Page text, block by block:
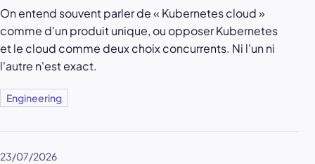
On entend souvent parler de « Kubernetes cloud »
comme d'un produit unique, ou opposer Kubernetes
et le cloud comme deux choix concurrents. Ni l'un ni
l'autre n'est exact.
Engineering
23/07/2026